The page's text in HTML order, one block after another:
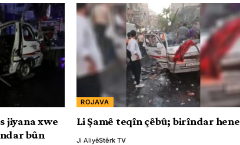
jiyana xwe
bûn
ROJAVA
Li Şamê teqîn çêbû; birîndar hene
Ji AliyêStêrk TV